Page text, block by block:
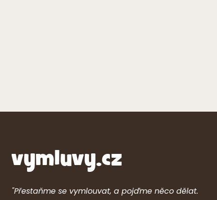
"Přestaňme se vymlouvat, a pojďme něco dělat.